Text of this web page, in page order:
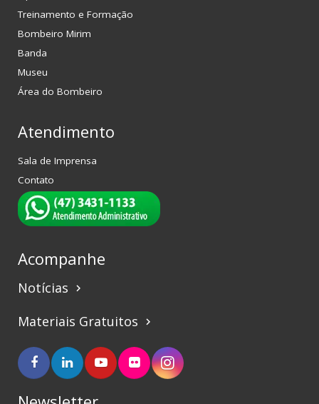
Treinamento e Formação
Bombeiro Mirim
Banda
Museu
Área do Bombeiro
Atendimento
Sala de Imprensa
Contato
Acompanhe
Notícias keyboard_arrow_right
Materiais Gratuitos keyboard_arrow_right